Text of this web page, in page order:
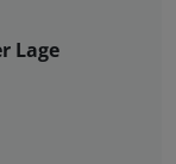
Lage